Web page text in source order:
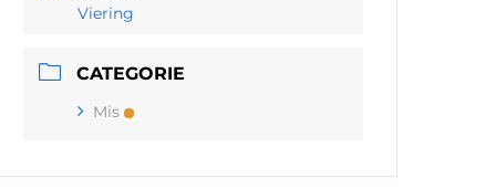
Viering
CATEGORIE
Mis